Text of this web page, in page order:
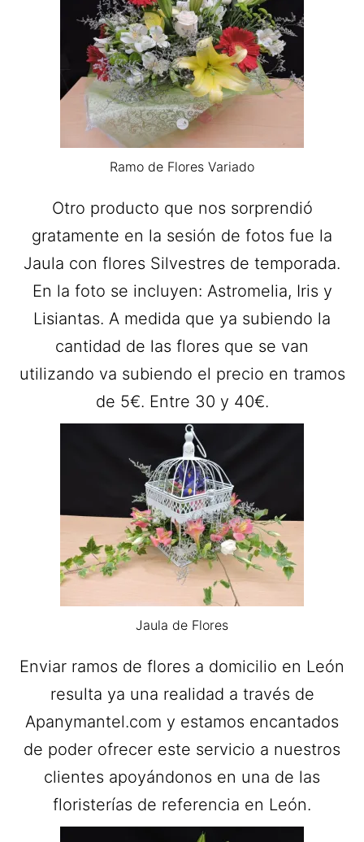
Ramo de Flores Variado
Otro producto que nos sorprendió
gratamente en la sesión de fotos fue la
Jaula con flores Silvestres de temporada.
En la foto se incluyen: Astromelia, Iris y
Lisiantas. A medida que ya subiendo la
cantidad de las flores que se van
utilizando va subiendo el precio en tramos
de 5€. Entre 30 y 40€.
Jaula de Flores
Enviar ramos de flores a domicilio en León
resulta ya una realidad a través de
Apanymantel.com y estamos encantados
de poder ofrecer este servicio a nuestros
clientes apoyándonos en una de las
floristerías de referencia en León.